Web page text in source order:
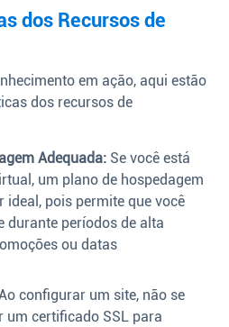
dos Recursos de
em ação, aqui estão
dos recursos de
Adequada: Se você está
um plano de hospedagem
ideal, pois permite que você
durante períodos de alta
ou datas
configurar um site, não se
um certificado SSL para